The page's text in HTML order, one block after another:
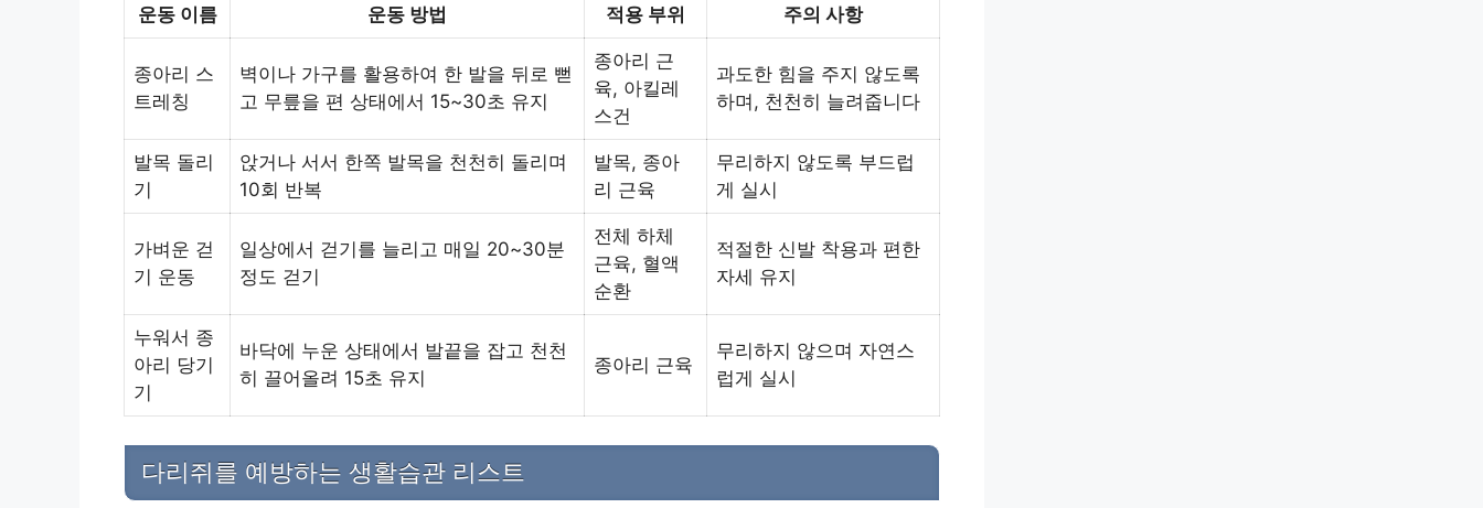
운동 이름 운동 방법 적용 부위 주의 사항
종아리 스
트레칭
벽이나 가구를 활용하여 한 발을 뒤로 뻗
고 무릎을 편 상태에서 15~30초 유지
종아리 근
육, 아킬레
스건
과도한 힘을 주지 않도록
하며, 천천히 늘려줍니다
발목 돌리
기
앉거나 서서 한쪽 발목을 천천히 돌리며
10회 반복
발목, 종아
리 근육
무리하지 않도록 부드럽
게 실시
가벼운 걷
기 운동
일상에서 걷기를 늘리고 매일 20~30분
정도 걷기
전체 하체
근육, 혈액
순환
적절한 신발 착용과 편한
자세 유지
누워서 종
아리 당기
기
바닥에 누운 상태에서 발끝을 잡고 천천
히 끌어올려 15초 유지
종아리 근육
무리하지 않으며 자연스
럽게 실시
다리쥐를 예방하는 생활습관 리스트